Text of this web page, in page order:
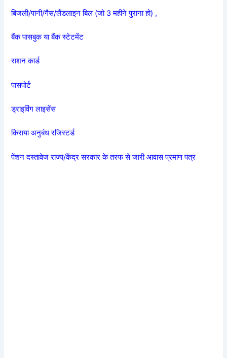
बिजली/पानी/गैस/लैंडलाइन बिल (जो 3 महीने पुराना हो) ,
बैंक पासबुक या बैंक स्टेटमेंट
राशन कार्ड
पासपोर्ट
ड्राइविंग लाइसेंस
किराया अनुबंध रजिस्टर्ड
पेंशन दस्तावेज राज्य/केंद्र सरकार के तरफ से जारी आवास प्रमाण पत्र